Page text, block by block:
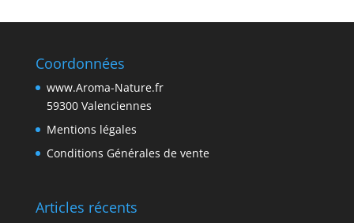
Coordonnées
www.Aroma-Nature.fr
59300 Valenciennes
Mentions légales
Conditions Générales de vente
Articles récents